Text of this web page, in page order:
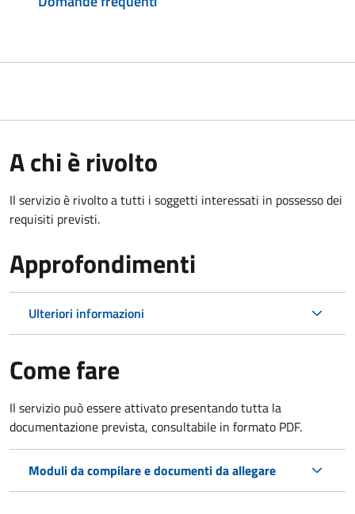
A chi è rivolto
Il servizio è rivolto a tutti i soggetti interessati in possesso dei
requisiti previsti.
Approfondimenti
Ulteriori informazioni
Come fare
Il servizio può essere attivato presentando tutta la
documentazione prevista, consultabile in formato PDF.
Moduli da compilare e documenti da allegare